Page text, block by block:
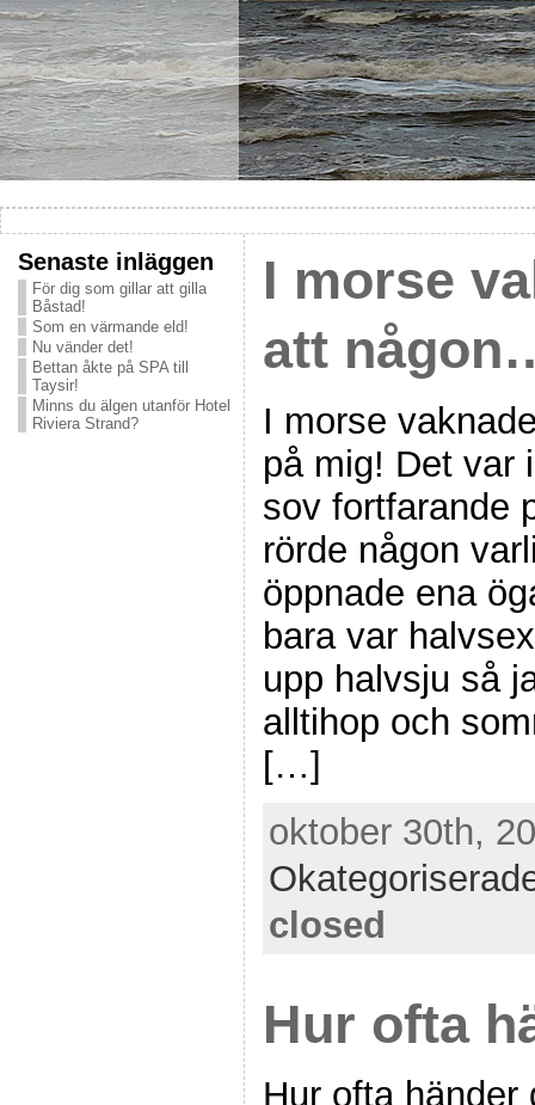
Senaste inläggen
För dig som gillar att gilla
Båstad!
Som en värmande eld!
Nu vänder det!
Bettan åkte på SPA till
Taysir!
Minns du älgen utanför Hotel
Riviera Strand?
I morse
att
I morse
på mig! Det var
sov fortfarande
rörde någon
öppnade ena
bara var
upp halvsju så
alltihop och
[…]
oktober 30th,
closed
Hur ofta
Hur ofta